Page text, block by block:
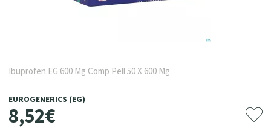
Ibuprofen EG 600 Mg Comp Pell 50 X 600 Mg
EUROGENERICS (EG)
8,52€